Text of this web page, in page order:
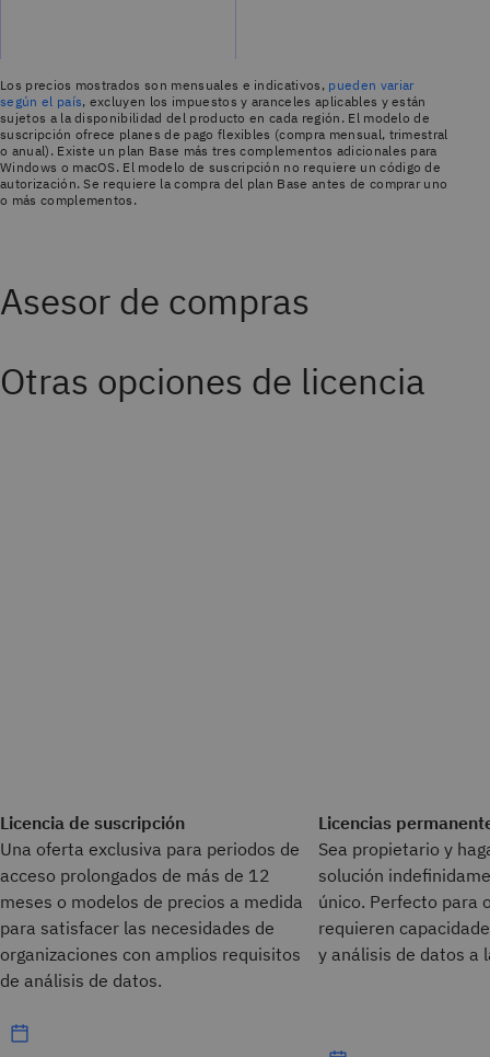
Los precios mostrados son mensuales e indicativos, pueden variar
según el país, excluyen los impuestos y aranceles aplicables y están
sujetos a la disponibilidad del producto en cada región. El modelo de
suscripción ofrece planes de pago flexibles (compra mensual, trimestral
o anual). Existe un plan Base más tres complementos adicionales para
Windows o macOS. El modelo de suscripción no requiere un código de
autorización. Se requiere la compra del plan Base antes de comprar uno
o más complementos.
Asesor de compras
Otras opciones de licencia
Licencia de suscripción
Una oferta exclusiva para periodos de
acceso prolongados de más de 12
meses o modelos de precios a medida
para satisfacer las necesidades de
organizaciones con amplios requisitos
de análisis de datos.
Licencias
Sea propietario y
solución
único. Perfecto para
requieren
y análisis de datos a